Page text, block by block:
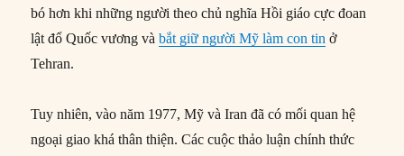
bó hơn khi những người theo chủ nghĩa Hồi giáo cực đoan
lật đổ Quốc vương vàbắt giữ người Mỹ làm con tin ở
Tehran.
Tuy nhiên, vào năm 1977, Mỹ và Iran đã có mối quan hệ
ngoại giao khá thân thiện. Các cuộc thảo luận chính thức